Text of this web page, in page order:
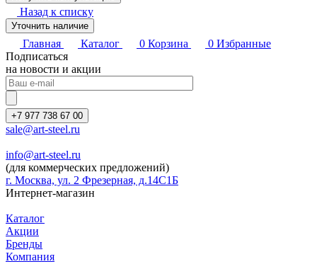
Назад к списку
Уточнить наличие
Главная Каталог 0 Корзина 0 Избранные
Подписаться
на новости и акции
+7 977 738 67 00
sale@art-steel.ru
info@art-steel.ru
(для коммерческих предложений)
г. Москва, ул. 2 Фрезерная, д.14С1Б
Интернет-магазин
Каталог
Акции
Бренды
Компания